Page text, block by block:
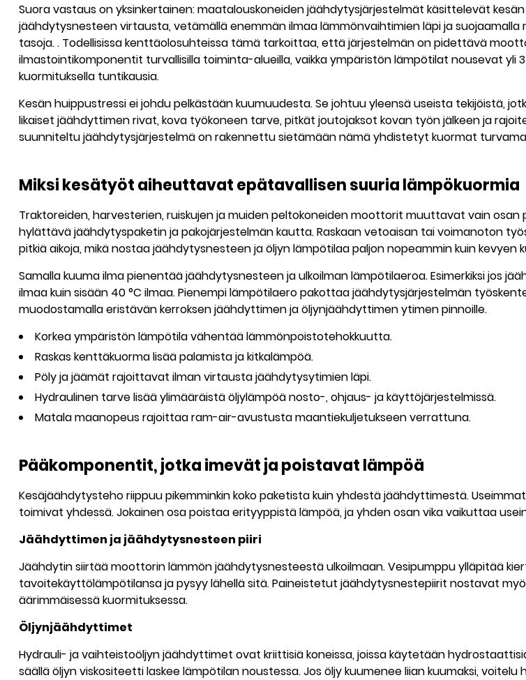
Suora vastaus on yksinkertainen:maatalouskoneiden jäähdytysjärjestelmät käsittelevät
jäähdytysnesteen virtausta, vetämällä enemmän ilmaa lämmönvaihtimien läpi ja
tasoja.. Todellisissa kenttäolosuhteissa tämä tarkoittaa, että järjestelmän on pidettävä
ilmastointikomponentit turvallisilla toiminta-alueilla, vaikka ympäristön lämpötilat nousevat yli
kuormituksella tuntikausia.
Kesän huippustressi ei johdu pelkästään kuumuudesta. Se johtuu yleensä useista tekijöistä,
likaiset jäähdyttimen rivat, kova työkoneen tarve, pitkät joutojaksot kovan työn jälkeen ja
suunniteltu jäähdytysjärjestelmä on rakennettu sietämään nämä yhdistetyt kuormat
Miksi kesätyöt aiheuttavat epätavallisen suuria lämpökuormia
Traktoreiden, harvesterien, ruiskujen ja muiden peltokoneiden moottorit muuttavat vain osan
hylättävä jäähdytyspaketin ja pakojärjestelmän kautta. Raskaan vetoaisan tai voimanoton
pitkiä aikoja, mikä nostaa jäähdytysnesteen ja öljyn lämpötilaa paljon nopeammin kuin kevyen
Samalla kuuma ilma pienentää jäähdytysnesteen ja ulkoilman lämpötilaeroa. Esimerkiksi jos
ilmaa kuin sisään 40 °C ilmaa. Pienempi lämpötilaero pakottaa jäähdytysjärjestelmän
muodostamalla eristävän kerroksen jäähdyttimen ja öljynjäähdyttimen ytimen pinnoille.
Korkea ympäristön lämpötila vähentää lämmönpoistotehokkuutta.
Raskas kenttäkuorma lisää palamista ja kitkalämpöä.
Pöly ja jäämät rajoittavat ilman virtausta jäähdytysytimien läpi.
Hydraulinen tarve lisää ylimääräistä öljylämpöä nosto-, ohjaus- ja käyttöjärjestelmissä.
Matala maanopeus rajoittaa ram-air-avustusta maantiekuljetukseen verrattuna.
Pääkomponentit, jotka imevät ja poistavat lämpöä
Kesäjäähdytysteho riippuu pikemminkin koko paketista kuin yhdestä jäähdyttimestä.
toimivat yhdessä. Jokainen osa poistaa erityyppistä lämpöä, ja yhden osan vika vaikuttaa
Jäähdyttimen ja jäähdytysnesteen piiri
Jäähdytin siirtää moottorin lämmön jäähdytysnesteestä ulkoilmaan. Vesipumppu ylläpitää
tavoitekäyttölämpötilansa ja pysyy lähellä sitä. Paineistetut jäähdytysnestepiirit nostavat
äärimmäisessä kuormituksessa.
Öljynjäähdyttimet
Hydrauli- ja vaihteistoöljyn jäähdyttimet ovat kriittisiä koneissa, joissa käytetään
säällä öljyn viskositeetti laskee lämpötilan noustessa. Jos öljy kuumenee liian kuumaksi,